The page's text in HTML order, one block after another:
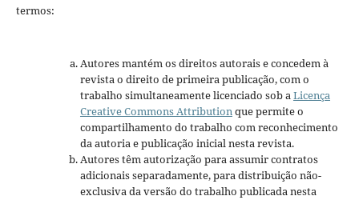
termos:
Autores mantém os direitos autorais e concedem à
revista o direito de primeira publicação, com o
trabalho simultaneamente licenciado sob aLicença
Creative Commons Attributionque permite o
compartilhamento do trabalho com reconhecimento
da autoria e publicação inicial nesta revista.
Autores têm autorização para assumir contratos
adicionais separadamente, para distribuição não-
exclusiva da versão do trabalho publicada nesta